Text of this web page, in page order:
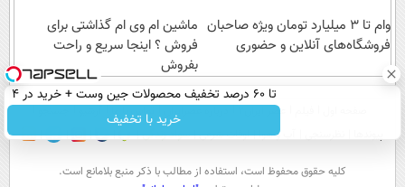
قطع
برق
۱۴۰۴
وام تا ۳ میلیارد تومان ویژه صاحبان
فروشگاه‌های آنلاین و حضوری
ماشین ام وی ام گذاشتی برای
فروش ؟ اینجا سریع و راحت
بفروش
تا 60 درصد تخفیف محصولات جین وست + خرید در 4
قسط
خرید با تخفیف عصر ایران۲ درباره عصرایران تماس با ما
آب و هوا اوقات شرعی سواد زندگی
كليه حقوق محفوظ است، استفاده از مطالب با ذكر منبع بلامانع است.